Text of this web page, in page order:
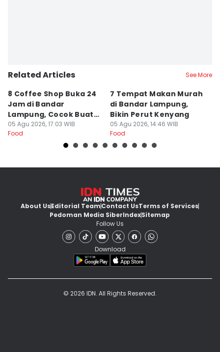
Related Articles See More
8 Coffee Shop Buka 24
Jam di Bandar
Lampung, Cocok Buat
Begadang
05 Agu 2026, 17:03 WIB
Food
7 Tempat Makan Murah
di Bandar Lampung,
Bikin Perut Kenyang
05 Agu 2026, 14:46 WIB
Food
About UsEditorial TeamContact UsTerms of Services
Pedoman Media SiberIndexSitemap
Follow Us
Download
© 2026 IDN. All Rights Reserved.